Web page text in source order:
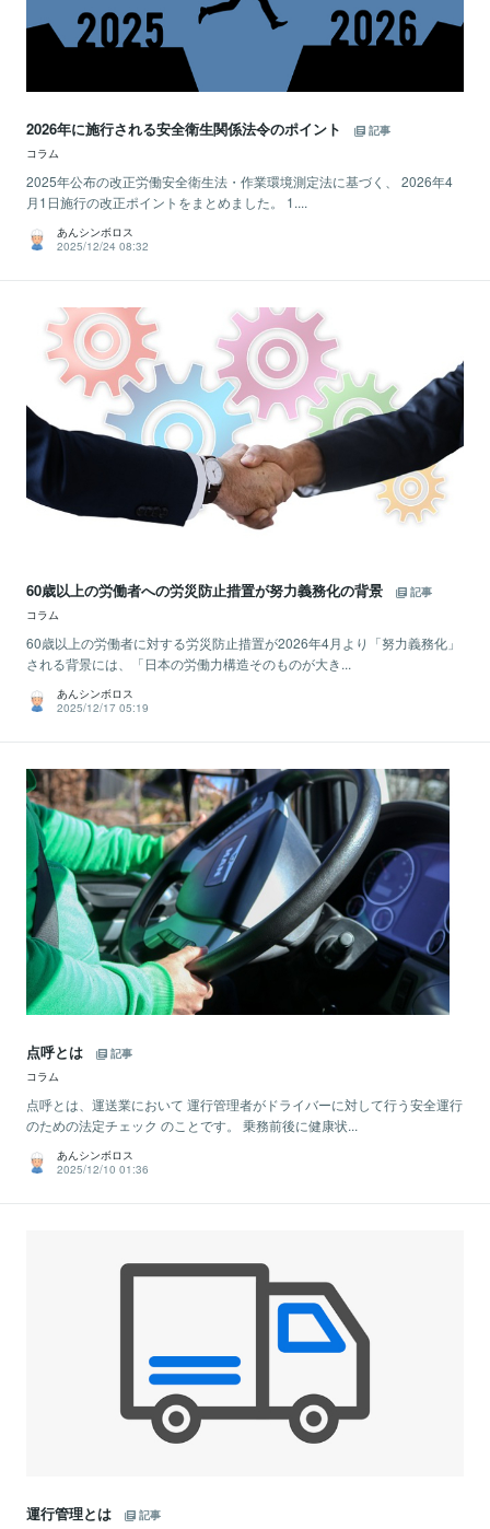
2026年に施行される安全衛生関係法令のポイント
記事
コラム
2025年公布の改正労働安全衛生法・作業環境測定法に基づく、 2026年4
月1日施行の改正ポイントをまとめました。 1....
あんシンボロス
2025/12/24 08:32
60歳以上の労働者への労災防止措置が努力義務化の背景
記事
コラム
60歳以上の労働者に対する労災防止措置が2026年4月より「努力義務化」
される背景には、「日本の労働力構造そのものが大き...
あんシンボロス
2025/12/17 05:19
点呼とは
記事
コラム
点呼とは、運送業において 運行管理者がドライバーに対して行う安全運行
のための法定チェック のことです。 乗務前後に健康状...
あんシンボロス
2025/12/10 01:36
運行管理とは
記事